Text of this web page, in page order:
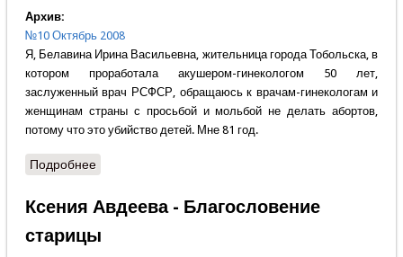
Архив:
№10 Октябрь 2008
Я, Белавина Ирина Васильевна, жительница города Тобольска, в
котором проработала акушером-гинекологом 50 лет,
заслуженный врач РСФСР, обращаюсь к врачам-гинекологам и
женщинам страны с просьбой и мольбой не делать абортов,
потому что это убийство детей. Мне 81 год.
Подробнеео Мирослав Баукулин - Я прошу Вас ...
Ксения Авдеева - Благословение
старицы